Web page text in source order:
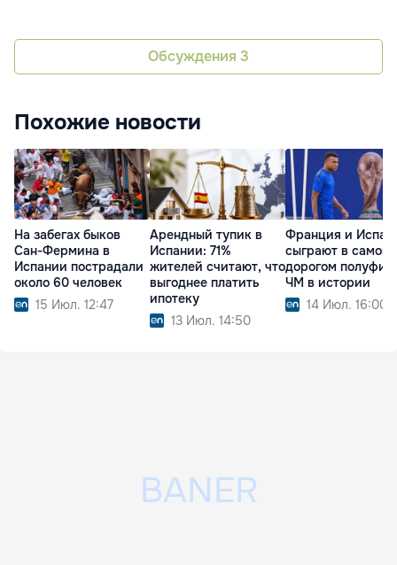
Обсуждения 3
Похожие новости
На забегах быков
Сан-Фермина в
Испании пострадали
около 60 человек
15 Июл. 12:47
Арендный тупик в
Испании: 71%
жителей считают, что
выгоднее платить
ипотеку
13 Июл. 14:50
Франция и
сыграют в самом
дорогом
ЧМ в истории
14 Июл. 16:00